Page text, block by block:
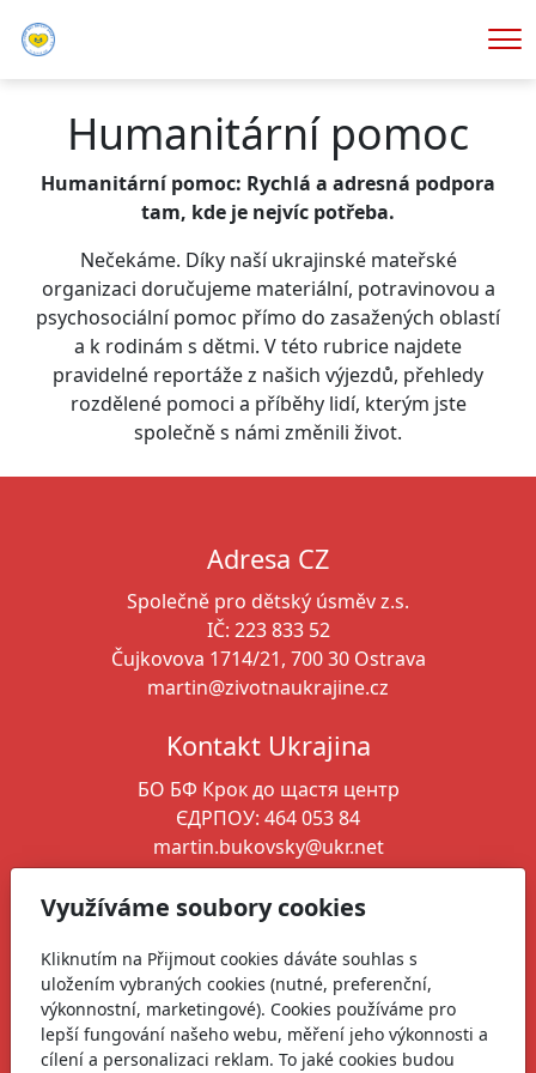
Humanitární pomoc
Humanitární pomoc: Rychlá a adresná podpora
tam, kde je nejvíc potřeba.
Nečekáme. Díky naší ukrajinské mateřské
organizaci doručujeme materiální, potravinovou a
psychosociální pomoc přímo do zasažených oblastí
a k rodinám s dětmi. V této rubrice najdete
pravidelné reportáže z našich výjezdů, přehledy
rozdělené pomoci a příběhy lidí, kterým jste
společně s námi změnili život.
Adresa CZ
Společně pro dětský úsměv z.s.
IČ: 223 833 52
Čujkovova 1714/21, 700 30 Ostrava
martin@zivotnaukrajine.cz
Kontakt Ukrajina
БО БФ Крок до щастя центр
ЄДРПОУ: 464 053 84
martin.bukovsky@ukr.net
+380 664 346 261
Ředitel spolku
Martin Bukovský
martin@zivotnaukrajine.cz
+420 606 761 568
+380 664 346 261
Využíváme soubory cookies
Kliknutím na Přijmout cookies dáváte souhlas s
uložením vybraných cookies (nutné, preferenční,
výkonnostní, marketingové). Cookies používáme pro
lepší fungování našeho webu, měření jeho výkonnosti a
cílení a personalizaci reklam. To jaké cookies budou